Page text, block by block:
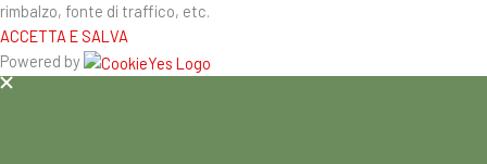
rimbalzo, fonte di traffico, etc.
ACCETTA E SALVA
Powered by